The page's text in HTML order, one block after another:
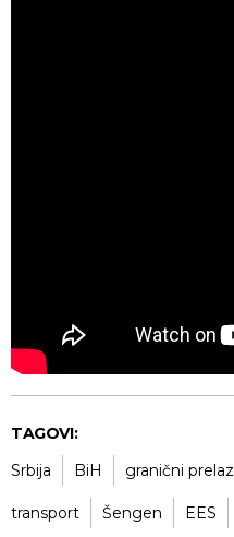
TAGOVI:
Srbija
BiH granični prelaz
transport Šengen EES